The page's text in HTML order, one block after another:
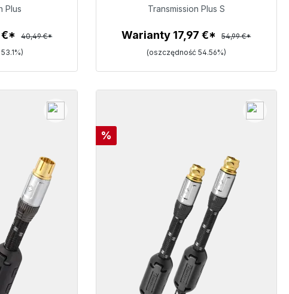
Plus
€*
40,49 €*
Szczegóły
Transmission Plus S
Warianty 17,97 €*
54,99 €*
(oszczędność 54.56%)
Rabat
%